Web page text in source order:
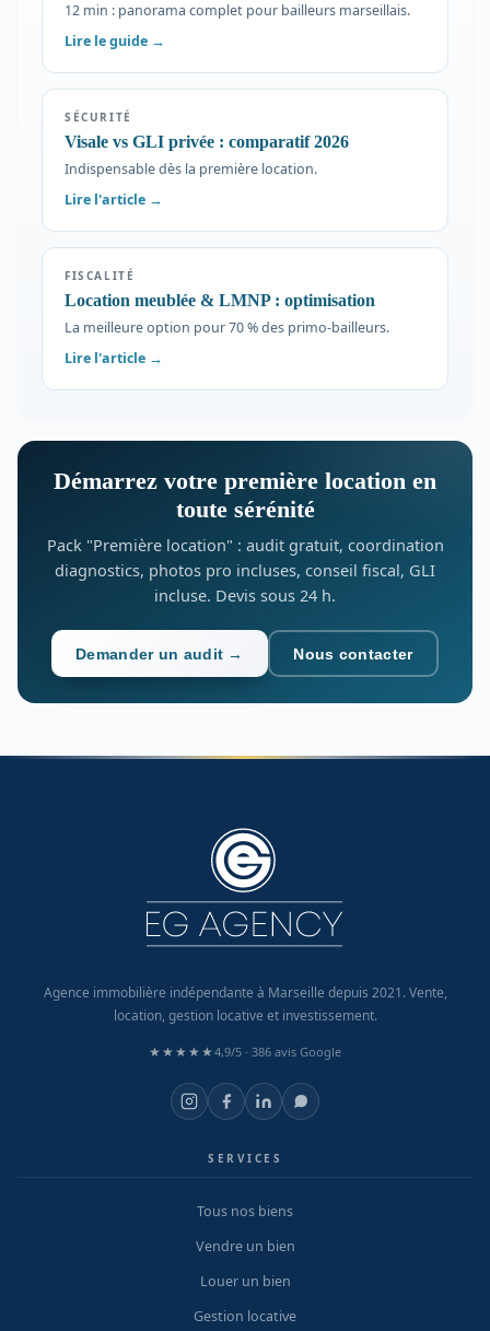
12 min : panorama complet pour bailleurs marseillais.
Lire le guide →
SÉCURITÉ
Visale vs GLI privée : comparatif 2026
Indispensable dès la première location.
Lire l'article →
FISCALITÉ
Location meublée & LMNP : optimisation
La meilleure option pour 70 % des primo-bailleurs.
Lire l'article →
Démarrez votre première location en
toute sérénité
Pack "Première location" : audit gratuit, coordination
diagnostics, photos pro incluses, conseil fiscal, GLI
incluse. Devis sous 24 h.
Demander un audit → Nous contacter
Agence immobilière indépendante à Marseille depuis 2021. Vente,
location, gestion locative et investissement.
★★★★★4,9/5 · 386 avis Google
SERVICES
Tous nos biens
Vendre un bien
Louer un bien
Gestion locative